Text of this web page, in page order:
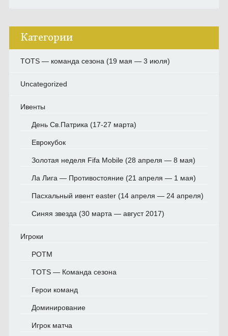
Категории
TOTS — команда сезона (19 мая — 3 июля)
Uncategorized
Ивенты
День Св.Патрика (17-27 марта)
Еврокубок
Золотая неделя Fifa Mobile (28 апреля — 8 мая)
Ла Лига — Противостояние (21 апреля — 1 мая)
Пасхальный ивент easter (14 апреля — 24 апреля)
Синяя звезда (30 марта — август 2017)
Игроки
POTM
TOTS — Команда сезона
Герои команд
Доминирование
Игрок матча